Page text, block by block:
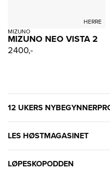
HERRE
MIZUNO
MIZUNO NEO VISTA 2
2400,-
12 UKERS
LES HØSTMAGASINET
LØPESKOPODDEN